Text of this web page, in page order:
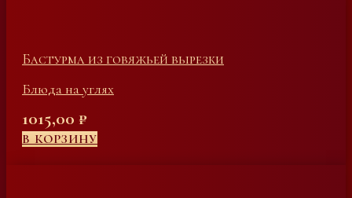
Бастурма из говяжьей вырезки
Блюда на углях
1015,00 ₽
В КОРЗИНУ